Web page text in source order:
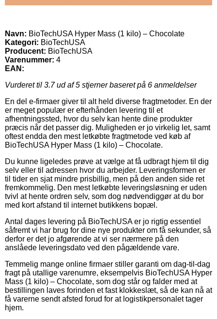
Navn: BioTechUSA Hyper Mass (1 kilo) – Chocolate
Kategori: BioTechUSA
Producent: BioTechUSA
Varenummer: 4
EAN:
Vurderet til 3.7ud af 5 stjerner baseret på 6 anmeldelser
En del e-firmaer giver til alt held diverse fragtmetoder. En der
er meget populær er efterhånden levering til et
afhentningssted, hvor du selv kan hente dine produkter
præcis når det passer dig. Muligheden er jo virkelig let, samt
oftest endda den mest letkøbte fragtmetode ved køb af
BioTechUSA Hyper Mass (1 kilo) – Chocolate.
Du kunne ligeledes prøve at vælge at få udbragt hjem til dig
selv eller til adressen hvor du arbejder. Leveringsformen er
til tider en sjat mindre prisbillig, men på den anden side ret
fremkommelig. Den mest letkøbte leveringsløsning er uden
tvivl at hente ordren selv, som dog nødvendiggør at du bor
med kort afstand til internet butikkens bopæl.
Antal dages levering på BioTechUSA er jo rigtig essentiel
såfremt vi har brug for dine nye produkter om få sekunder, så
derfor er det jo afgørende at vi ser nærmere på den
anslåede leveringsdato ved den pågældende vare.
Temmelig mange online firmaer stiller garanti om dag-til-dag
fragt på utallige varenumre, eksempelvis BioTechUSA Hyper
Mass (1 kilo) – Chocolate, som dog står og falder med at
bestillingen laves forinden et fast klokkeslæt, så de kan nå at
få varerne sendt afsted forud for at logistikpersonalet tager
hjem.